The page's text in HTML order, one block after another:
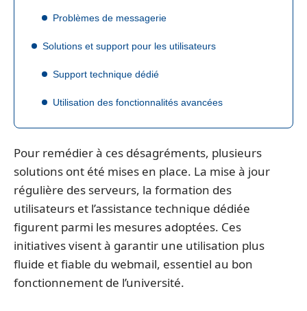
Problèmes de messagerie
Solutions et support pour les utilisateurs
Support technique dédié
Utilisation des fonctionnalités avancées
Pour remédier à ces désagréments, plusieurs
solutions ont été mises en place. La mise à jour
régulière des serveurs, la formation des
utilisateurs et l’assistance technique dédiée
figurent parmi les mesures adoptées. Ces
initiatives visent à garantir une utilisation plus
fluide et fiable du webmail, essentiel au bon
fonctionnement de l’université.